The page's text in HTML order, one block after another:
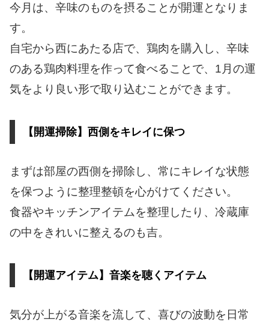
今月は、辛味のものを摂ることが開運となりま
す。
自宅から西にあたる店で、鶏肉を購入し、辛味
のある鶏肉料理を作って食べることで、1月の運
気をより良い形で取り込むことができます。
【開運掃除】西側をキレイに保つ
まずは部屋の西側を掃除し、常にキレイな状態
を保つように整理整頓を心がけてください。
食器やキッチンアイテムを整理したり、冷蔵庫
の中をきれいに整えるのも吉。
【開運アイテム】音楽を聴くアイテム
気分が上がる音楽を流して、喜びの波動を日常